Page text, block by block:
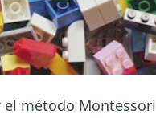
el método Montessori